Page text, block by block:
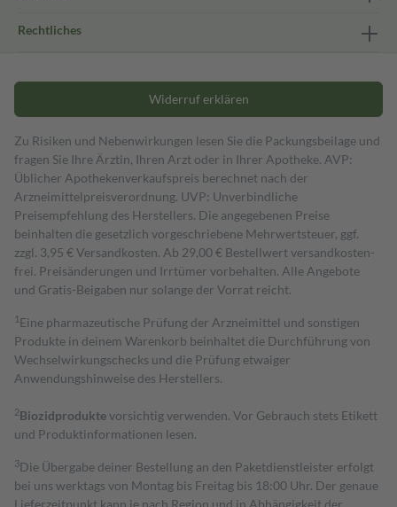
Rechtliches
Widerruf erklären
Zu Risiken und Nebenwirkungen lesen Sie die Packungsbeilage und
fragen Sie Ihre Ärztin, Ihren Arzt oder in Ihrer Apotheke. AVP:
Üblicher Apothekenverkaufspreis berechnet nach der
Arzneimittelpreisverordnung. UVP: Unverbindliche
Preisempfehlung des Herstellers. Die angegebenen Preise
beinhalten die gesetzlich vorgeschriebene Mehrwertsteuer, ggf.
zzgl. 3,95 € Versandkosten. Ab 29,00 € Bestell­wert versand­kosten­
frei. Preisänderungen und Irrtümer vorbehalten. Alle Angebote
und Gratis-Beigaben nur solange der Vorrat reicht.
1 Eine pharmazeutische Prüfung der Arzneimittel und sonstigen
Produkte in deinem Warenkorb beinhaltet die Durchführung von
Wechselwirkungschecks und die Prüfung etwaiger
Anwendungshinweise des Herstellers.
2Biozidproduktevorsichtig verwenden. Vor Gebrauch stets Etikett
und Produktinformationen lesen.
3Die Übergabe deiner Bestellung an den Paketdienstleister erfolgt
bei uns werktags von Montag bis Freitag bis 18:00 Uhr. Der genaue
Lieferzeitpunkt kann je nach Region und in Abhängigkeit der